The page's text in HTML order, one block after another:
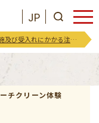
JP
【沖縄県からのお知らせ】安全・安心な修学旅行等の実施及び受入れにかかる注意喚起及び御協力のお願い
チクリーン体験